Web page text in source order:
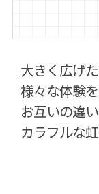
大きく広げ
様々な体験
お互いの違
カラフルな